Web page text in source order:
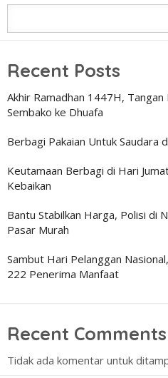
Recent Posts
Akhir Ramadhan 1447H,
Sembako ke Dhuafa
Berbagi Pakaian Untuk Saudara
Keutamaan Berbagi di Hari
Kebaikan
Bantu Stabilkan Harga, Polisi di
Pasar Murah
Sambut Hari Pelanggan
222 Penerima Manfaat
Recent Comments
Tidak ada komentar untuk